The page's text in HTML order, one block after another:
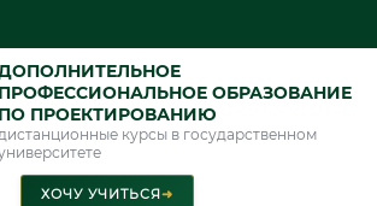
ПРОФЕССИОНАЛЬНОЕ ОБРАЗОВАНИЕ
ПО ПРОЕКТИРОВАНИЮ
курсы в государственном
ХОЧУ УЧИТЬСЯ➜